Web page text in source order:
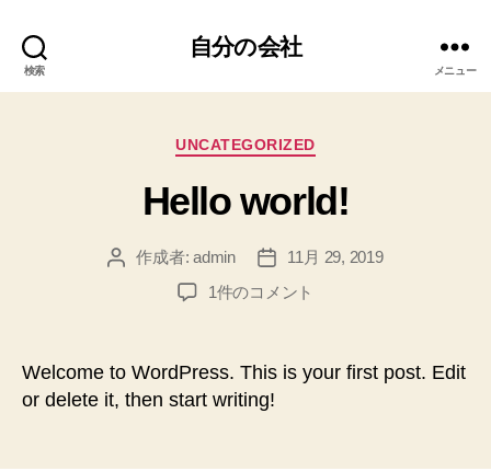
検索
自分の会社
メニュー
カ
ゴ
リ
UNCATEGORIZED
Hello world!
投
作成者:admin
投
稿
11月 29, 2019
Hello
1件のコメント
Welcome to WordPress. This is your first post. Edit
or delete it, then start writing!